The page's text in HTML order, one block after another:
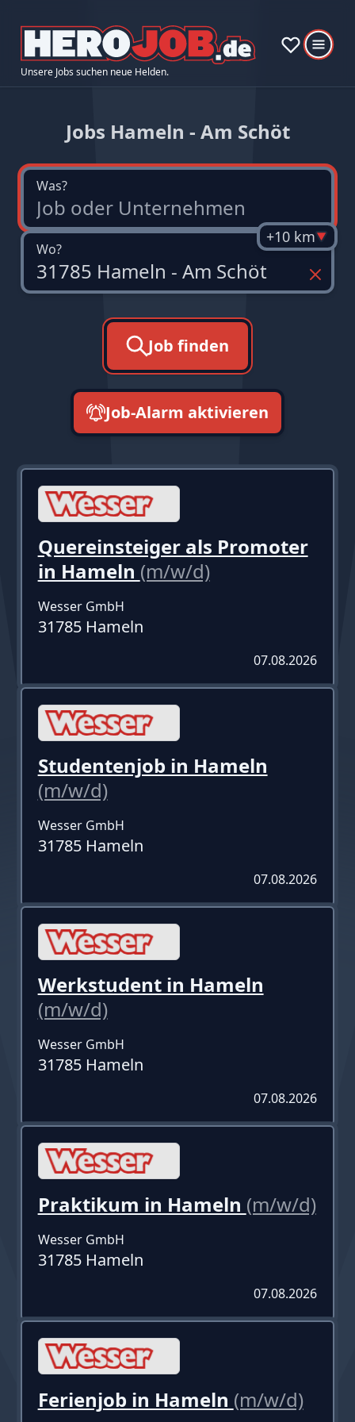
Unsere Jobs suchen neue Helden.
Jobs Hameln - Am Schöt
Was?
Wo?
+10 km
Job finden
Job-Alarm aktivieren
Quereinsteiger als Promoter
in Hameln (m/w/d)
Wesser GmbH
31785 Hameln
07.08.2026
Studentenjob in Hameln
(m/w/d)
Wesser GmbH
31785 Hameln
07.08.2026
Werkstudent in Hameln
(m/w/d)
Wesser GmbH
31785 Hameln
07.08.2026
Praktikum in Hameln (m/w/d)
Wesser GmbH
31785 Hameln
07.08.2026
Ferienjob in Hameln (m/w/d)